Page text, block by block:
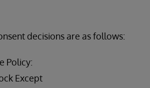
decisions are as follows:
Policy:
Except